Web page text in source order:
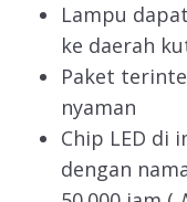
Lampu
ke daerah
Paket
nyaman
Chip LED di
dengan